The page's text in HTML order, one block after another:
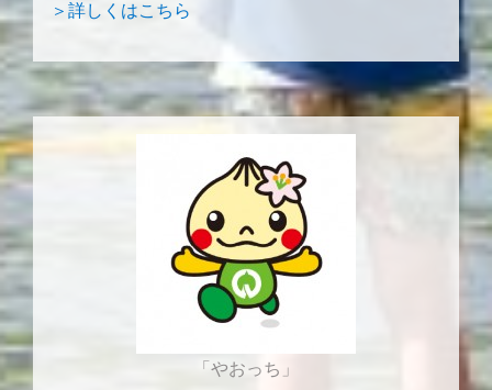
＞詳しくはこちら
「やおっち」